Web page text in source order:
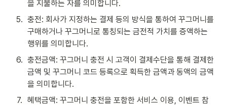
을 지불하는 자를 의미합니다.
5. 충전: 회사가 지정하는 결제 등의 방식을 통하여 꾸그머니를
구매하거나 꾸그머니로 통칭되는 금전적 가치를 증액하는
행위를 의미합니다.
6. 충전금액: 꾸그머니 충전 시 고객이 결제수단을 통해 결제한
금액 및 꾸그머니 코드 등록으로 획득한 금액과 동액의 금액
을 의미합니다.
7. 혜택금액: 꾸그머니 충전을 포함한 서비스 이용, 이벤트 참